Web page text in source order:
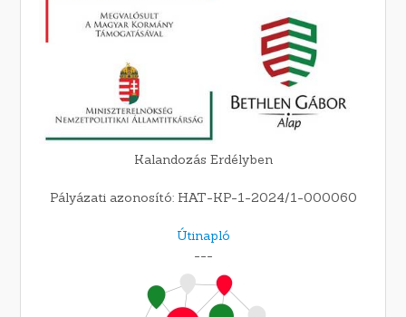
Kalandozás Erdélyben
Pályázati azonosító: HAT-KP-1-2024/1-000060
Útinapló
---